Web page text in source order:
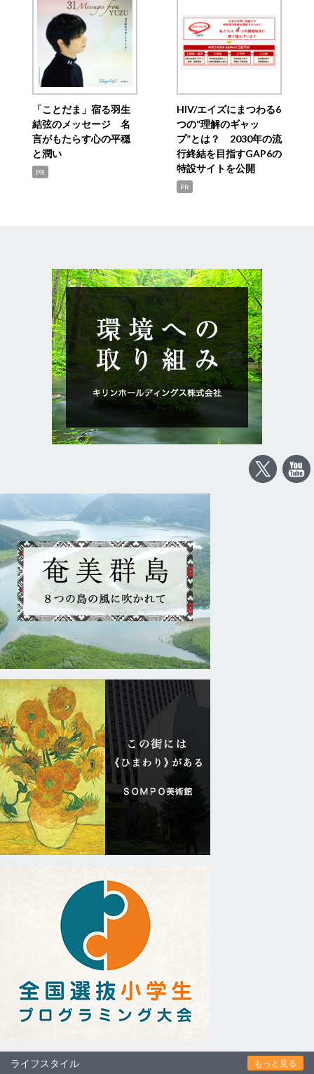
「ことだま」宿る羽生
結弦のメッセージ 名
言がもたらす心の平穏
と潤い
PR
HIV/エイズにまつわる6
つの“理解のギャッ
プ”とは？ 2030年の流
行終結を目指すGAP6の
特設サイトを公開
PR
ライフスタイル もっと見る